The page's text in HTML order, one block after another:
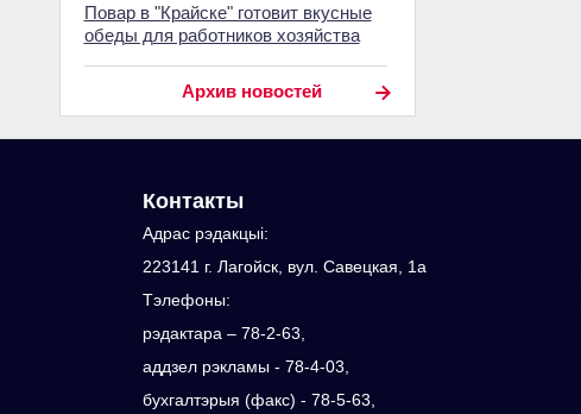
Повар в "Крайске" готовит вкусные
обеды для работников хозяйства
Архив новостей
Контакты
Адрас рэдакцыi:
223141 г. Лагойск, вул. Савецкая, 1а
Тэлефоны:
рэдактара – 78-2-63,
аддзел рэкламы - 78-4-03,
бухгалтэрыя (факс) - 78-5-63,